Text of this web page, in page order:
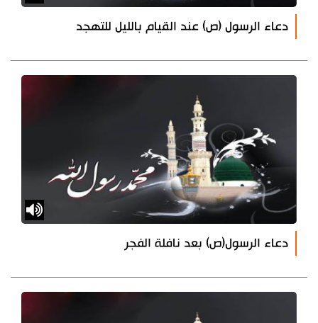
دعاء الرسول (ص) عند القيام بالليل للتهجد
دعاء الرسول(ص) بعد نافلة الفجر